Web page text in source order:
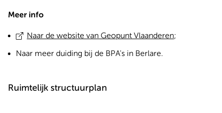
Meer info
Naar de website van Geopunt Vlaanderen;
Naar meer duiding bij de BPA's in Berlare.
Ruimtelijk structuurplan